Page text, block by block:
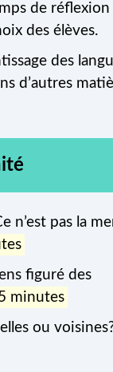
de réflexion
des élèves.
des
d’autres
n’est pas la
figuré des
minutes
ou